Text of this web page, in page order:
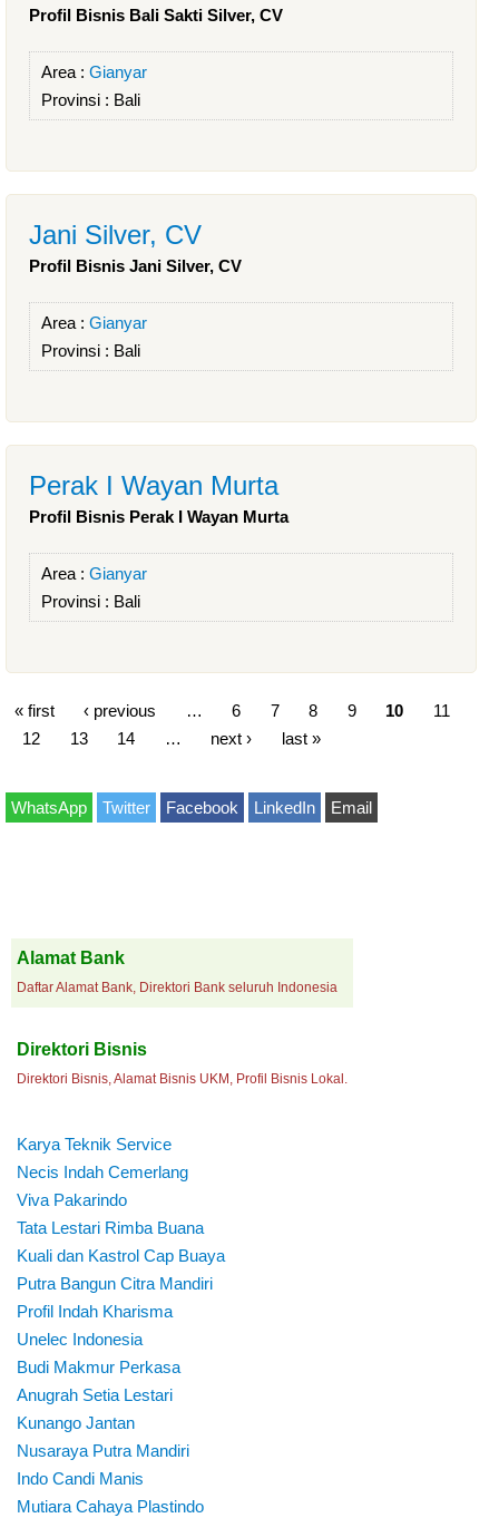
Profil Bisnis Bali Sakti Silver, CV
Area : Gianyar
Provinsi : Bali
Jani Silver, CV
Profil Bisnis Jani Silver, CV
Area : Gianyar
Provinsi : Bali
Perak I Wayan Murta
Profil Bisnis Perak I Wayan Murta
Area : Gianyar
Provinsi : Bali
« first ‹ previous 6 7 8 9 10
11
12
13 14 next › last »
WhatsApp Twitter Facebook LinkedIn Email
Alamat Bank
Daftar Alamat Bank, Direktori Bank seluruh Indonesia
Direktori Bisnis
Direktori Bisnis, Alamat Bisnis UKM, Profil Bisnis Lokal.
Karya Teknik Service
Necis Indah Cemerlang
Viva Pakarindo
Tata Lestari Rimba Buana
Kuali dan Kastrol Cap Buaya
Putra Bangun Citra Mandiri
Profil Indah Kharisma
Unelec Indonesia
Budi Makmur Perkasa
Anugrah Setia Lestari
Kunango Jantan
Nusaraya Putra Mandiri
Indo Candi Manis
Mutiara Cahaya Plastindo